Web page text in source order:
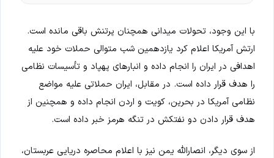
با این وجود، تحولات میدانی همچنان پرتنش باقی مانده است.
ارتش آمریکا اعلام کرد یازدهمین شب متوالی حملات خود علیه
اهدافی در ایران را انجام داده و انبارهای پهپاد و تأسیسات نظامی
را هدف قرار داده است. در مقابل، ایران حملاتی علیه مواضع
نظامی آمریکا در بحرین، کویت و اردن انجام داده و همچنین از
هدف قرار دادن دو نفتکش در تنگه هرمز خبر داده است.
از سوی دیگر، انصارالله یمن نیز با اعلام محاصره دریایی عربستان،